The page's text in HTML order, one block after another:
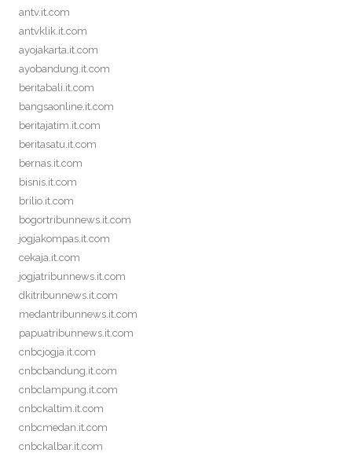
antv.it.com
antvklik.it.com
ayojakarta.it.com
ayobandung.it.com
beritabali.it.com
bangsaonline.it.com
beritajatim.it.com
beritasatu.it.com
bernas.it.com
bisnis.it.com
brilio.it.com
bogortribunnews.it.com
jogjakompas.it.com
cekaja.it.com
jogjatribunnews.it.com
dkitribunnews.it.com
medantribunnews.it.com
papuatribunnews.it.com
cnbcjogja.it.com
cnbcbandung.it.com
cnbclampung.it.com
cnbckaltim.it.com
cnbcmedan.it.com
cnbckalbar.it.com